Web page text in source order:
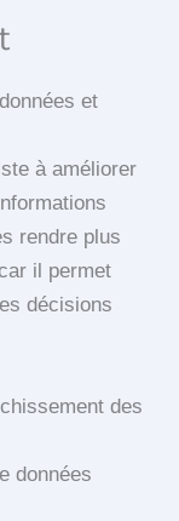
et
à améliorer
rendre plus
il permet
décisions
des
données